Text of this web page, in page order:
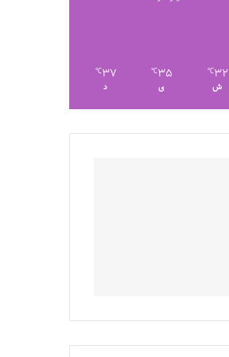
32
℃
ش
35
℃
ی
37
℃
د